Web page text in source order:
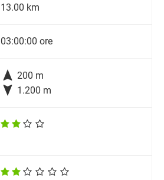
13.00 km
03:00:00 ore
 200 m
 1.200 m